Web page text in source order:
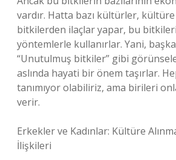
vardır. Hatta bazı kültürler, kültüre
bitkilerden ilaçlar yapar, bu
yöntemlerle kullanırlar. Yani,
“Unutulmuş bitkiler” gibi
aslında hayati bir önem taşırlar.
tanımıyor olabiliriz, ama birileri
verir.
Erkekler ve Kadınlar: Kültüre
İlişkileri